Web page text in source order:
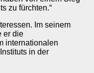
zu fürchten.“
Im seinem
er die
internationalen
in der